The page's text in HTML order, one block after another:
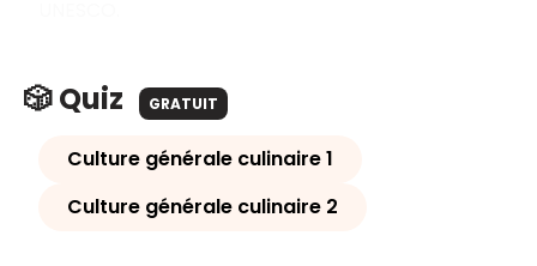
🎲 Quiz GRATUIT
Culture générale culinaire 1
Culture générale culinaire 2